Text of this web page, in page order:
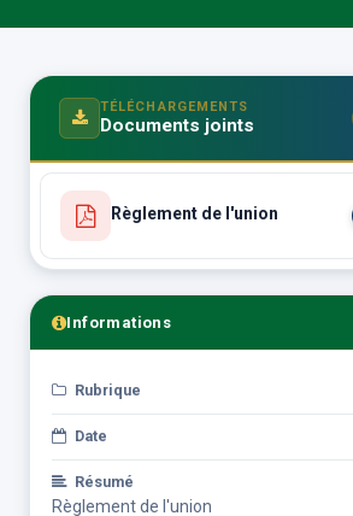
TÉLÉCHARGEMENTS
Documents joints
Règlement de l'union
Informations
Rubrique
Date
Résumé
Règlement de l'union